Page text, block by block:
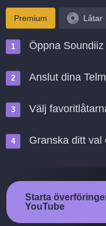
Premium Låtar
Öppna
Anslut dina
Välj
Granska ditt val
Starta
YouTube